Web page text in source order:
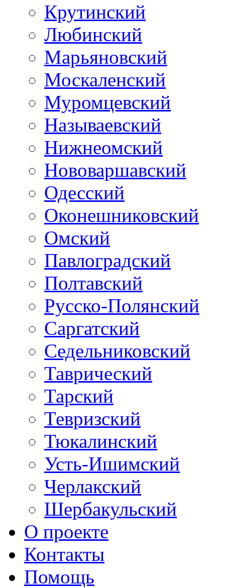
Крутинский
Любинский
Марьяновский
Москаленский
Муромцевский
Называевский
Нижнеомский
Нововаршавский
Одесский
Оконешниковский
Омский
Павлоградский
Полтавский
Русско-Полянский
Саргатский
Седельниковский
Таврический
Тарский
Тевризский
Тюкалинский
Усть-Ишимский
Черлакский
Шербакульский
О проекте
Контакты
Помощь